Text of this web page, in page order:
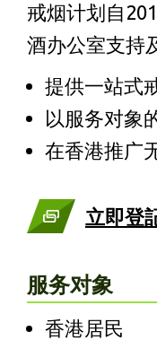
戒烟计划自
酒办公室支持
提供一站式
以服务对象
在香港推广
立即登
服务对象
香港居民